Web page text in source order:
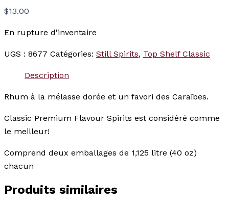
$13.00
En rupture d'inventaire
UGS : 8677 Catégories: Still Spirits, Top Shelf Classic
Description
Rhum à la mélasse dorée et un favori des Caraïbes.
Classic Premium Flavour Spirits est considéré comme
le meilleur!
Comprend deux emballages de 1,125 litre (40 oz)
chacun
Produits similaires